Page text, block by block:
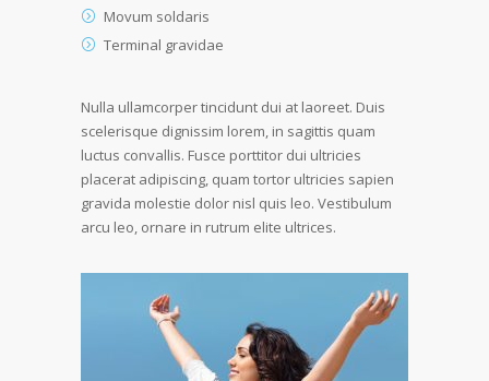
Movum soldaris
Terminal gravidae
Nulla ullamcorper tincidunt dui at laoreet. Duis
scelerisque dignissim lorem, in sagittis quam
luctus convallis. Fusce porttitor dui ultricies
placerat adipiscing, quam tortor ultricies sapien
gravida molestie dolor nisl quis leo. Vestibulum
arcu leo, ornare in rutrum elite ultrices.